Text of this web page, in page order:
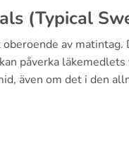
(Typical
av
påverka
även om det i den